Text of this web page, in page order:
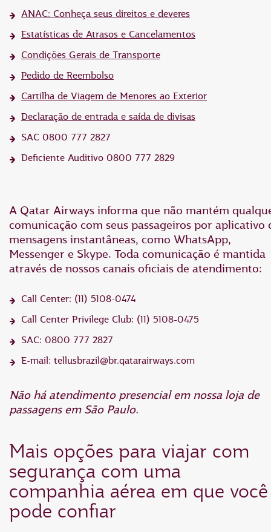
ANAC: Conheça seus direitos e deveres
Estatísticas de Atrasos e Cancelamentos
Condições Gerais de Transporte
Pedido de Reembolso
Cartilha de Viagem de Menores ao Exterior
Declaração de entrada e saída de divisas
SAC 0800 777 2827
Deficiente Auditivo 0800 777 2829
A Qatar Airways informa que não mantém
comunicação com seus passageiros por aplicativo
mensagens instantâneas, como WhatsApp,
Messenger e Skype. Toda comunicação é mantida
através de nossos canais oficiais de atendimento:
Call Center: (11) 5108-0474
Call Center Privilege Club: (11) 5108-0475
SAC: 0800 777 2827
E-mail: tellusbrazil@br.qatarairways.com
Não há atendimento presencial em nossa loja de
passagens em São Paulo.
Mais opções para viajar com
segurança com uma
companhia aérea em que você
pode confiar